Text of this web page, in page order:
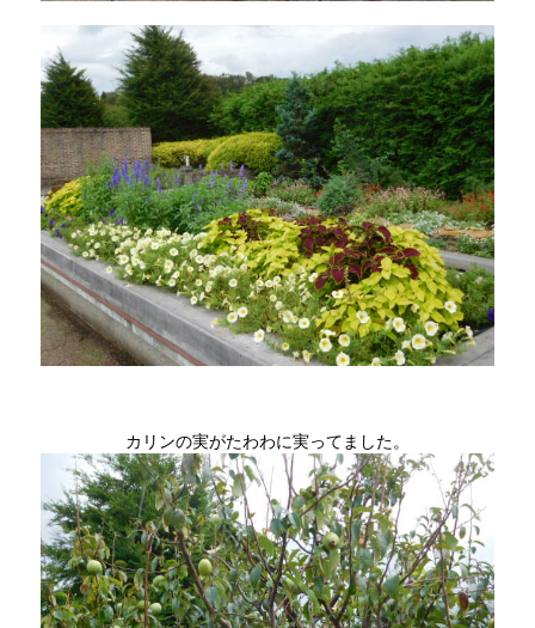
カリンの実がたわわに実ってました。